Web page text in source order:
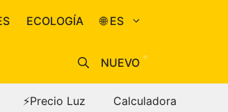
ECOLOGÍA 🌐 ES
NUEVO
⚡Precio Luz Calculadora